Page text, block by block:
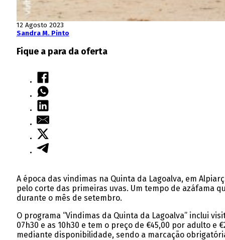
12 Agosto 2023
Sandra M. Pinto
Fique a para da oferta
A época das vindimas na Quinta da Lagoalva, em
pelo corte das primeiras uvas. Um tempo de azáfama
durante o mês de setembro.
O programa “Vindimas da Quinta da Lagoalva” inclui
07h30 e as 10h30 e tem o preço de €45,00 por adulto
mediante disponibilidade, sendo a marcação